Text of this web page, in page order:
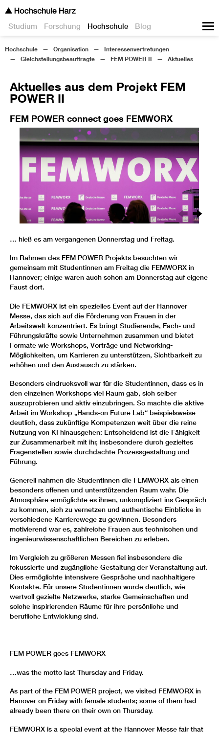
Studium Forschung Hochschule Blog
Hochschule Organisation
Interessenvertretungen
Gleichstellungsbeauftragte
FEM POWER II Aktuelles
Aktuelles aus dem Projekt FEM
POWER II
FEM POWER connect goes FEMWORX
… hieß es am vergangenen Donnerstag und Freitag.
Im Rahmen des FEM POWER Projekts besuchten wir
gemeinsam mit Studentinnen am Freitag die FEMWORX in
Hannover; einige waren auch schon am Donnerstag auf eigene
Faust dort.
Die FEMWORX ist ein spezielles Event auf der Hannover
Messe, das sich auf die Förderung von Frauen in der
Arbeitswelt konzentriert. Es bringt Studierende, Fach- und
Führungskräfte sowie Unternehmen zusammen und bietet
Formate wie Workshops, Vorträge und Networking-
Möglichkeiten, um Karrieren zu unterstützen, Sichtbarkeit zu
erhöhen und den Austausch zu stärken.
Besonders eindrucksvoll war für die Studentinnen, dass es in
den einzelnen Workshops viel Raum gab, sich selber
auszuprobieren und aktiv einzubringen. So machte die aktive
Arbeit im Workshop „Hands-on Future Lab“ beispielsweise
deutlich, dass zukünftige Kompetenzen weit über die reine
Nutzung von KI hinausgehen: Entscheidend ist die Fähigkeit
zur Zusammenarbeit mit ihr, insbesondere durch gezieltes
Fragenstellen sowie durchdachte Prozessgestaltung und
Führung.
Generell nahmen die Studentinnen die FEMWORX als einen
besonders offenen und unterstützenden Raum wahr. Die
Atmosphäre ermöglichte es ihnen, unkompliziert ins Gespräch
zu kommen, sich zu vernetzen und authentische Einblicke in
verschiedene Karrierewege zu gewinnen. Besonders
motivierend war es, zahlreiche Frauen aus technischen und
ingenieurwissenschaftlichen Bereichen zu erleben.
Im Vergleich zu größeren Messen fiel insbesondere die
fokussierte und zugängliche Gestaltung der Veranstaltung auf.
Dies ermöglichte intensivere Gespräche und nachhaltigere
Kontakte. Für unsere Studentinnen wurde deutlich, wie
wertvoll gezielte Netzwerke, starke Gemeinschaften und
solche inspirierenden Räume für ihre persönliche und
berufliche Entwicklung sind.
FEM POWER goes FEMWORX
…was the motto last Thursday and Friday.
As part of the FEM POWER project, we visited FEMWORX in
Hanover on Friday with female students; some of them had
already been there on their own on Thursday.
FEMWORX is a special event at the Hannover Messe fair that